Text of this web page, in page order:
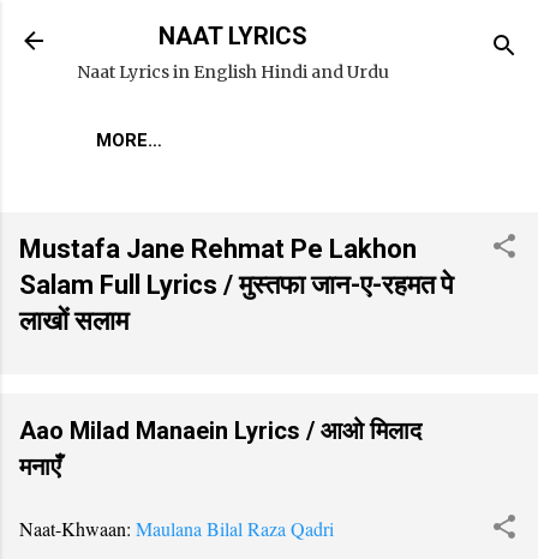
Skip to main content
NAAT LYRICS
Naat Lyrics in English Hindi and Urdu
MORE…
Mustafa Jane Rehmat Pe Lakhon
Salam Full Lyrics / मुस्तफा जान-ए-रहमत पे
लाखों सलाम
Aao Milad Manaein Lyrics / आओ मिलाद
मनाएँ
Naat-Khwaan: Maulana Bilal Raza Qadri